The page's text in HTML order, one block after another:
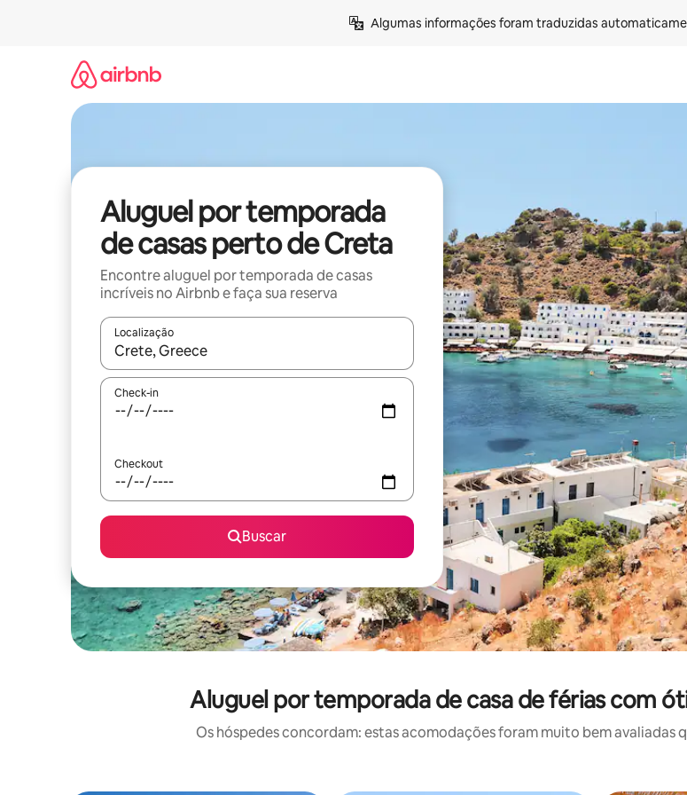
Algumas informações foram traduzidas
Aluguel por temporada
de casas perto de Creta
Encontre aluguel por temporada de casas
incríveis no Airbnb e faça sua reserva
Localização
Quando os resultados estiverem disponíveis, explore-os usando as seta para cima e para baixo do
Check-in
Checkout
Buscar
Aluguel por temporada de casa de férias com
Os hóspedes concordam: estas acomodações foram muito bem avaliadas